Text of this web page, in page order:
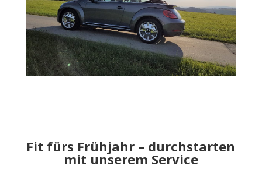
Fit fürs Frühjahr – durchstarten
mit unserem Service